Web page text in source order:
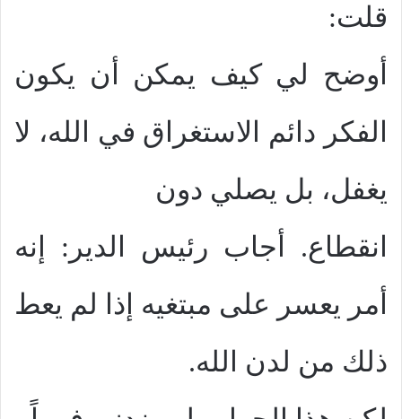
قلت:
أوضح لي كيف يمكن أن يكون
الفكر دائم الاستغراق في الله، لا
يغفل، بل يصلي دون
انقطاع. أجاب رئيس الدير: إنه
أمر يعسر على مبتغيه إذا لم يعط
ذلك من لدن الله.